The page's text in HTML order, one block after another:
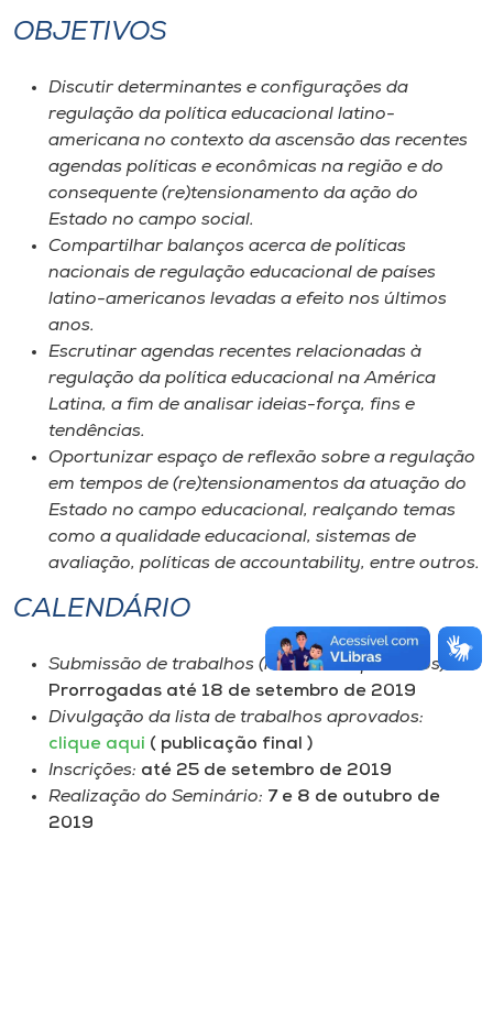
OBJETIVOS
Discutir determinantes e configurações da
regulação da política educacional latino-
americana no contexto da ascensão das recentes
agendas políticas e econômicas na região e do
consequente (re)tensionamento da ação do
Estado no campo social.
Compartilhar balanços acerca de políticas
nacionais de regulação educacional de países
latino-americanos levadas a efeito nos últimos
anos.
Escrutinar agendas recentes relacionadas à
regulação da política educacional na América
Latina, a fim de analisar ideias-força, fins e
tendências.
Oportunizar espaço de reflexão sobre a regulação
em tempos de (re)tensionamentos da atuação do
Estado no campo educacional, realçando temas
como a qualidade educacional, sistemas de
avaliação, políticas de accountability, entre outros.
CALENDÁRIO
Submissão de trabalhos (resumos expandidos):
Prorrogadas até 18 de setembro de 2019
Divulgação da lista de trabalhos aprovados:
clique aqui ( publicação final )
Inscrições: até 25 de setembro de 2019
Realização do Seminário: 7 e 8 de outubro de
2019